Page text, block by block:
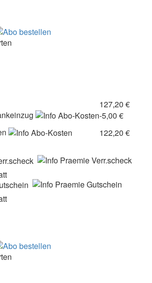
127,20 €
-5,00 €
122,20 €